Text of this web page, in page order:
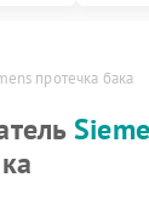
протечка бака